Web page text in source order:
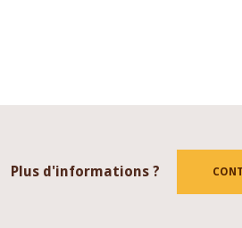
Plus d'informations ?